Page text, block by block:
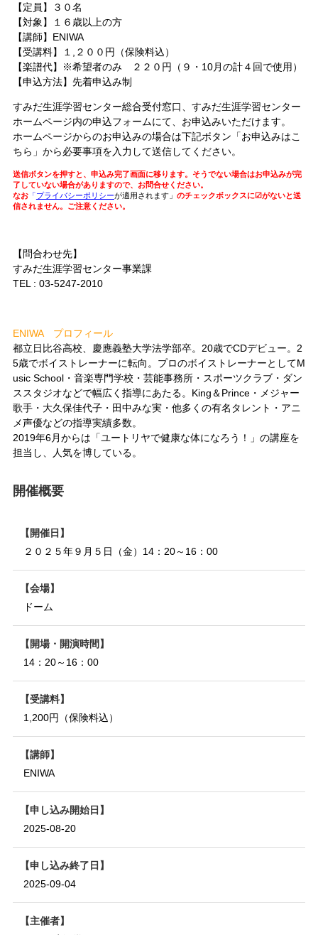
【定員】３０名
【対象】１６歳以上の方
【講師】ENIWA
【受講料】１,２００円（保険料込）
【楽譜代】※希望者のみ ２２０円（９・10月の計４回で使用）
【申込方法】先着申込み制
すみだ生涯学習センター総合受付窓口、すみだ生涯学習センター
ホームページ内の申込フォームにて、お申込みいただけます。
ホームページからのお申込みの場合は下記ボタン「お申込みはこ
ちら」から必要事項を入力して送信してください。
送信ボタンを押すと、申込み完了画面に移ります。そうでない場合はお申込みが完
了していない場合がありますので、お問合せください。
なお「プライバシーポリシーが適用されます」 のチェックボックスに☑がないと送
信されません。ご注意ください。
【問合わせ先】
すみだ生涯学習センター事業課
TEL : 03-5247-2010
ENIWA プロフィール
都立日比谷高校、慶應義塾大学法学部卒。20歳でCDデビュー。2
5歳でボイストレーナーに転向。プロのボイストレーナーとしてM
usic School・音楽専門学校・芸能事務所・スポーツクラブ・ダン
ススタジオなどで幅広く指導にあたる。King＆Prince・メジャー
歌手・大久保佳代子・田中みな実・他多くの有名タレント・アニ
メ声優などの指導実績多数。
2019年6月からは「ユートリヤで健康な体になろう！」の講座を
担当し、人気を博している。
開催概要
開催日
２０２５年９月５日（金）14：20～16：00
会場
ドーム
開場・開演時間
14：20～16：00
受講料
1,200円（保険料込）
講師
ENIWA
申し込み開始日
2025-08-20
申し込み終了日
2025-09-04
主催者